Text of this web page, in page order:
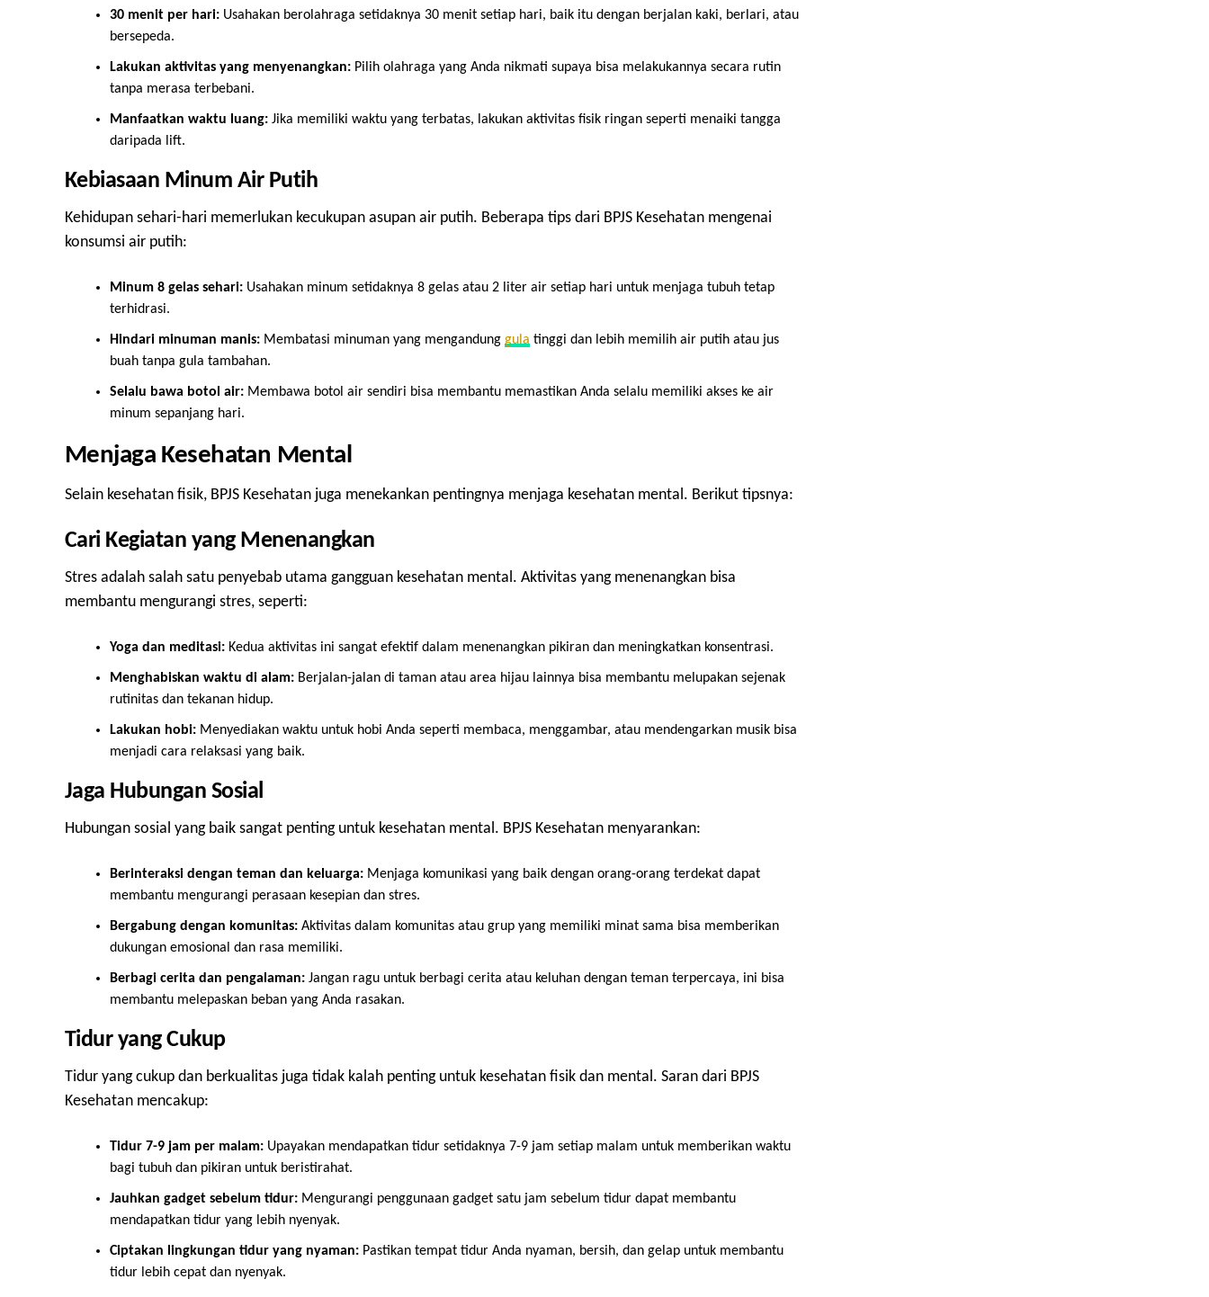
30 menit per hari: Usahakan berolahraga setidaknya 30 menit setiap hari, baik itu dengan berjalan kaki, berlari, atau
bersepeda.
Lakukan aktivitas yang menyenangkan: Pilih olahraga yang Anda nikmati supaya bisa melakukannya secara rutin
tanpa merasa terbebani.
Manfaatkan waktu luang: Jika memiliki waktu yang terbatas, lakukan aktivitas fisik ringan seperti menaiki tangga
daripada lift.
Kebiasaan Minum Air Putih
Kehidupan sehari-hari memerlukan kecukupan asupan air putih. Beberapa tips dari BPJS Kesehatan mengenai
konsumsi air putih:
Minum 8 gelas sehari: Usahakan minum setidaknya 8 gelas atau 2 liter air setiap hari untuk menjaga tubuh tetap
terhidrasi.
Hindari minuman manis: Membatasi minuman yang mengandung gula tinggi dan lebih memilih air putih atau jus
buah tanpa gula tambahan.
Selalu bawa botol air: Membawa botol air sendiri bisa membantu memastikan Anda selalu memiliki akses ke air
minum sepanjang hari.
Menjaga Kesehatan Mental
Selain kesehatan fisik, BPJS Kesehatan juga menekankan pentingnya menjaga kesehatan mental. Berikut tipsnya:
Cari Kegiatan yang Menenangkan
Stres adalah salah satu penyebab utama gangguan kesehatan mental. Aktivitas yang menenangkan bisa
membantu mengurangi stres, seperti:
Yoga dan meditasi: Kedua aktivitas ini sangat efektif dalam menenangkan pikiran dan meningkatkan konsentrasi.
Menghabiskan waktu di alam: Berjalan-jalan di taman atau area hijau lainnya bisa membantu melupakan sejenak
rutinitas dan tekanan hidup.
Lakukan hobi: Menyediakan waktu untuk hobi Anda seperti membaca, menggambar, atau mendengarkan musik bisa
menjadi cara relaksasi yang baik.
Jaga Hubungan Sosial
Hubungan sosial yang baik sangat penting untuk kesehatan mental. BPJS Kesehatan menyarankan:
Berinteraksi dengan teman dan keluarga: Menjaga komunikasi yang baik dengan orang-orang terdekat dapat
membantu mengurangi perasaan kesepian dan stres.
Bergabung dengan komunitas: Aktivitas dalam komunitas atau grup yang memiliki minat sama bisa memberikan
dukungan emosional dan rasa memiliki.
Berbagi cerita dan pengalaman: Jangan ragu untuk berbagi cerita atau keluhan dengan teman terpercaya, ini bisa
membantu melepaskan beban yang Anda rasakan.
Tidur yang Cukup
Tidur yang cukup dan berkualitas juga tidak kalah penting untuk kesehatan fisik dan mental. Saran dari BPJS
Kesehatan mencakup:
Tidur 7-9 jam per malam: Upayakan mendapatkan tidur setidaknya 7-9 jam setiap malam untuk memberikan waktu
bagi tubuh dan pikiran untuk beristirahat.
Jauhkan gadget sebelum tidur: Mengurangi penggunaan gadget satu jam sebelum tidur dapat membantu
mendapatkan tidur yang lebih nyenyak.
Ciptakan lingkungan tidur yang nyaman: Pastikan tempat tidur Anda nyaman, bersih, dan gelap untuk membantu
tidur lebih cepat dan nyenyak.